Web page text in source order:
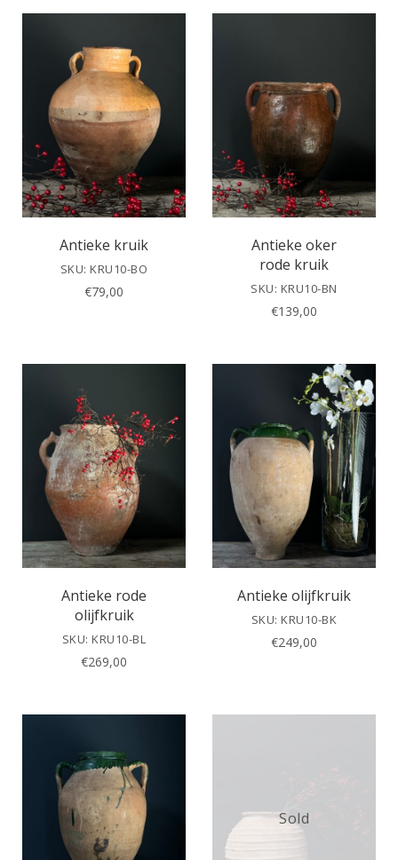
Antieke kruik
SKU: KRU10-BO
€79,00
Antieke oker
rode kruik
SKU: KRU10-BN
€139,00
Antieke rode
olijfkruik
SKU: KRU10-BL
€269,00
Antieke olijfkruik
SKU: KRU10-BK
€249,00
Sold